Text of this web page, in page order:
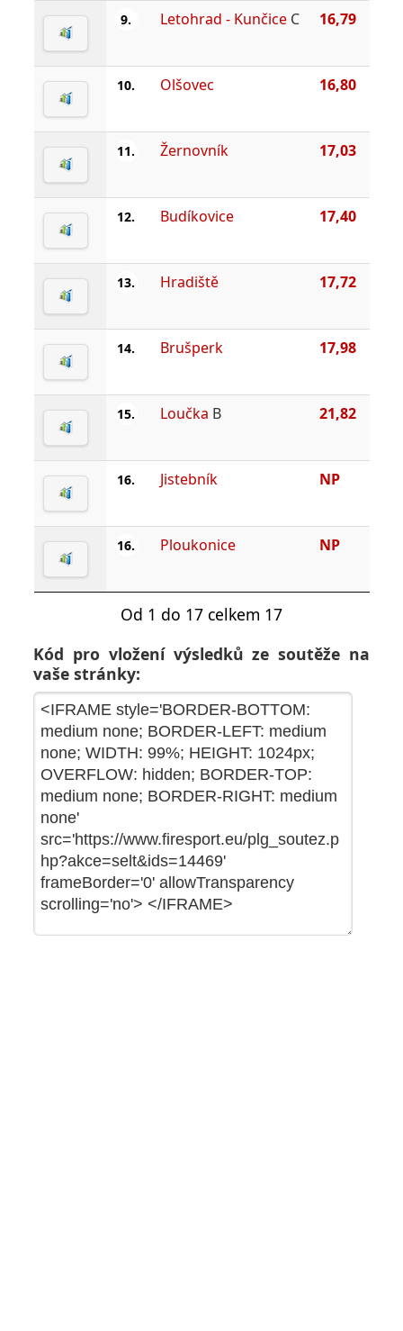
9. Letohrad - KunčiceC 16,79
10. Olšovec 16,80
11. Žernovník 17,03
12. Budíkovice 17,40
13. Hradiště 17,72
14. Brušperk 17,98
15. Loučka B 21,82
16. Jistebník NP
16. Ploukonice NP
Od 1 do 17 celkem 17
Kód pro vložení výsledků ze soutěže na
vaše stránky: